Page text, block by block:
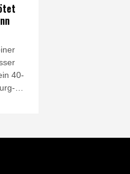
40-
wie ein